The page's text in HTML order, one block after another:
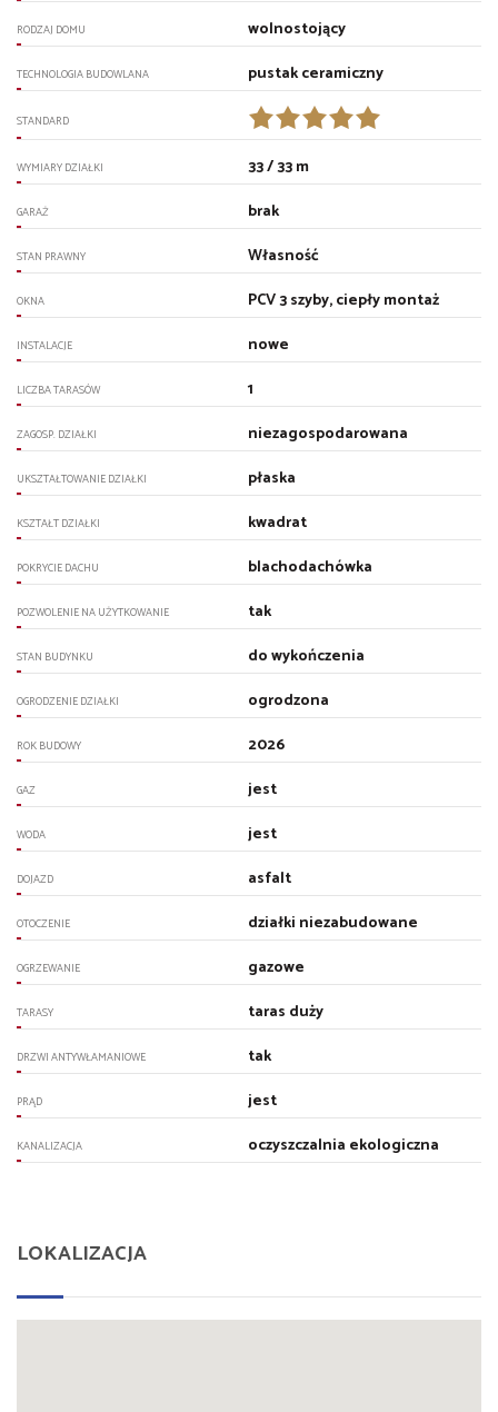
RODZAJ DOMU wolnostojący
TECHNOLOGIA BUDOWLANA pustak ceramiczny
STANDARD
WYMIARY DZIAŁKI 33 / 33 m
GARAŻ brak
STAN PRAWNY Własność
OKNA PCV 3 szyby, ciepły montaż
INSTALACJE nowe
LICZBA TARASÓW 1
ZAGOSP. DZIAŁKI niezagospodarowana
UKSZTAŁTOWANIE DZIAŁKI płaska
KSZTAŁT DZIAŁKI kwadrat
POKRYCIE DACHU blachodachówka
POZWOLENIE NA UŻYTKOWANIE tak
STAN BUDYNKU do wykończenia
OGRODZENIE DZIAŁKI ogrodzona
ROK BUDOWY 2026
GAZ jest
WODA jest
DOJAZD asfalt
OTOCZENIE działki niezabudowane
OGRZEWANIE gazowe
TARASY taras duży
DRZWI ANTYWŁAMANIOWE tak
PRĄD jest
KANALIZACJA oczyszczalnia ekologiczna
LOKALIZACJA